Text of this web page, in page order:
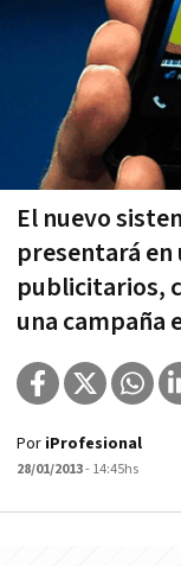
El nuevo
presentará en
publicitarios,
una campaña
Por iProfesional
28/01/2013- 14:45hs